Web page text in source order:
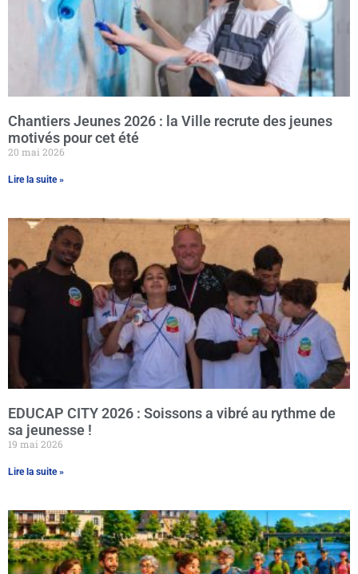
Chantiers Jeunes 2026 : la Ville recrute des jeunes
motivés pour cet été
20 mai 2026
Lire la suite »
EDUCAP CITY 2026 : Soissons a vibré au rythme de
sa jeunesse !
19 mai 2026
Lire la suite »